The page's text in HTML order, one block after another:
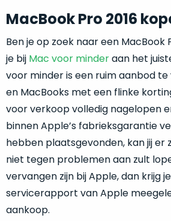
MacBook Pro 2016
Ben je op zoek naar een MacBook
je bij Mac voor minderaan het
voor minder is een ruim aanbod te
en MacBooks met een flinke
voor verkoop volledig nagelopen
binnen Apple’s fabrieksgarantie
hebben plaatsgevonden, kan jij er
niet tegen problemen aan zult
vervangen zijn bij Apple, dan krijg
servicerapport van Apple
aankoop.
gebruik
neemt!
je
precies
verwachten?
Kies
een
product
af